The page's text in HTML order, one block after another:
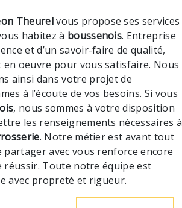
Theurelvous propose ses services
habitez à boussenois. Entreprise
et d’un savoir-faire de qualité,
oeuvre pour vous satisfaire. Nous
ainsi dans votre projet de
à l’écoute de vos besoins. Si vous
, nous sommes à votre disposition
les renseignements nécessaires à
. Notre métier est avant tout
avec vous renforce encore
réussir. Toute notre équipe est
avec propreté et rigueur.